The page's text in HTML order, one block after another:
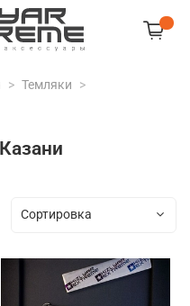
Темляки